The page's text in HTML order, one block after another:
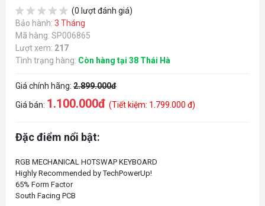
(0 lượt đánh giá)
Bảo hành: 3 Tháng
Mã hàng: SP006865
Lượt xem: 217
Tình trạng hàng: Còn hàng tại 38 Thái Hà
Giá chính hãng: 2.899.000đ
Giá bán: 1.100.000đ (Tiết kiệm: 1.799.000 đ)
Đặc điểm nổi bật:
RGB MECHANICAL HOTSWAP KEYBOARD
Highly Recommended by TechPowerUp!
65% Form Factor
South Facing PCB